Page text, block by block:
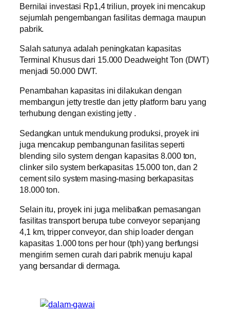
Bernilai investasi Rp1,4 triliun, proyek ini mencakup
sejumlah pengembangan fasilitas dermaga maupun
pabrik.
Salah satunya adalah peningkatan kapasitas
Terminal Khusus dari 15.000 Deadweight Ton (DWT)
menjadi 50.000 DWT.
Penambahan kapasitas ini dilakukan dengan
membangun jetty trestle dan jetty platform baru yang
terhubung dengan existing jetty .
Sedangkan untuk mendukung produksi, proyek ini
juga mencakup pembangunan fasilitas seperti
blending silo system dengan kapasitas 8.000 ton,
clinker silo system berkapasitas 15.000 ton, dan 2
cement silo system masing-masing berkapasitas
18.000 ton.
Selain itu, proyek ini juga melibatkan pemasangan
fasilitas transport berupa tube conveyor sepanjang
4,1 km, tripper conveyor, dan ship loader dengan
kapasitas 1.000 tons per hour (tph) yang berfungsi
mengirim semen curah dari pabrik menuju kapal
yang bersandar di dermaga.